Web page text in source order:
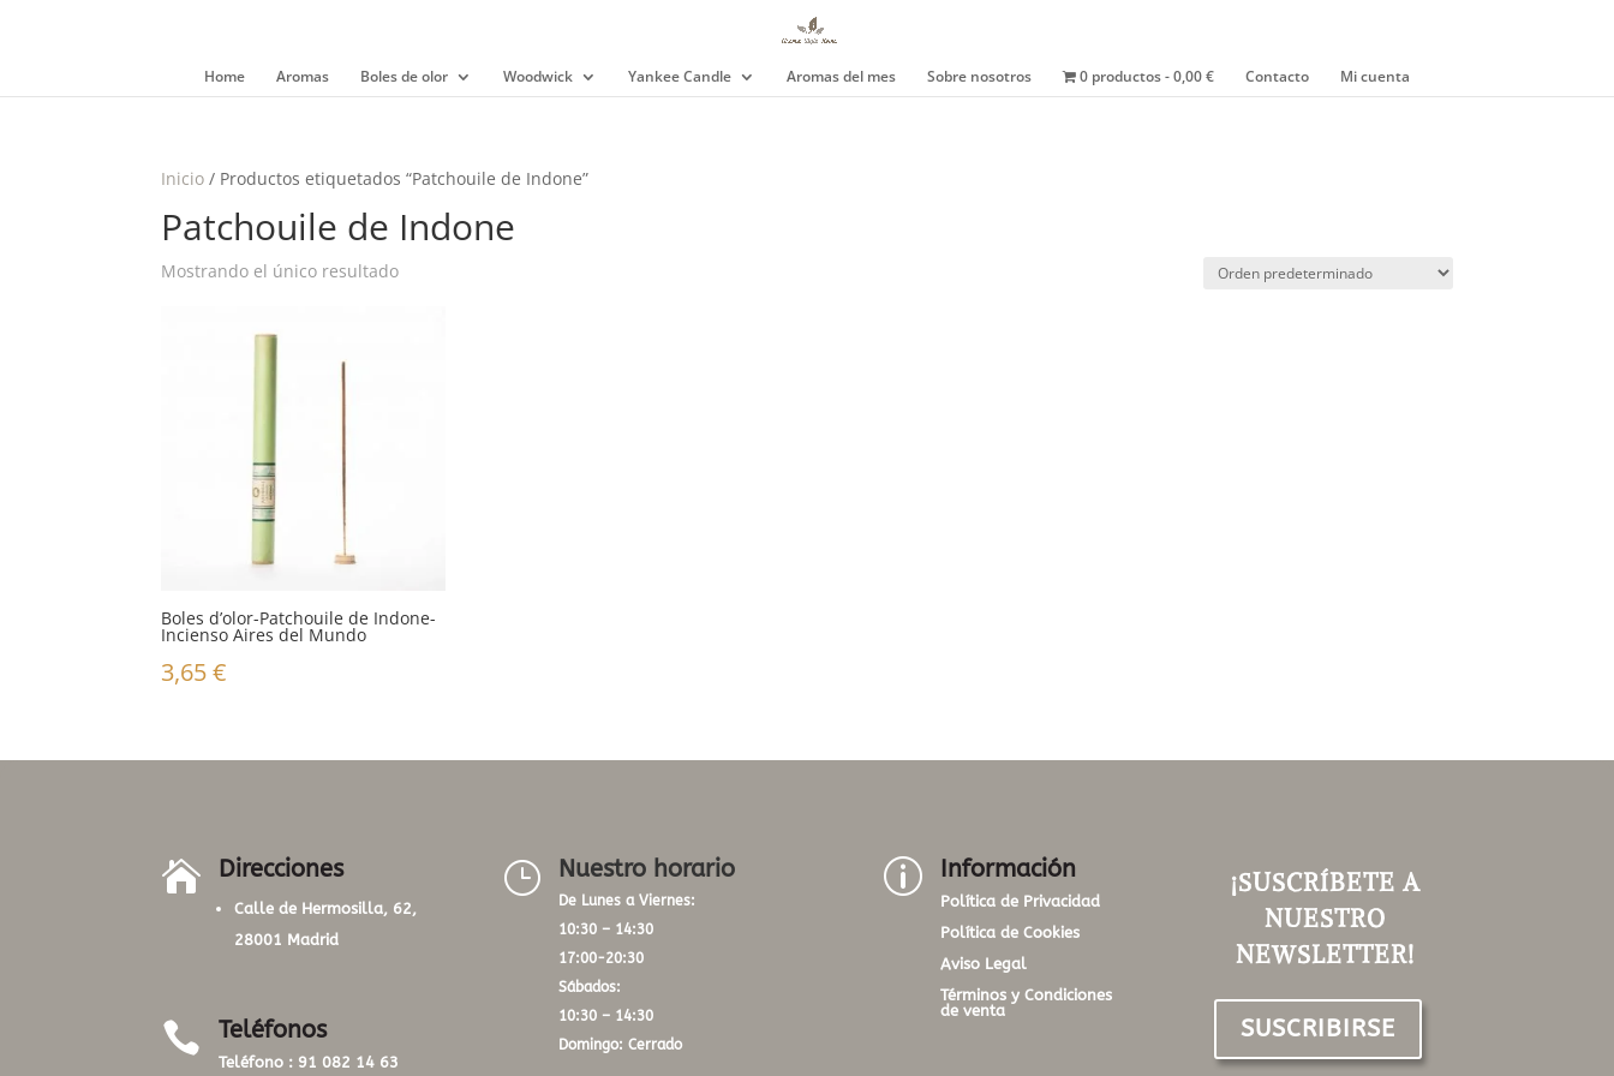
Home Aromas Boles de olor Woodwick Yankee Candle Aromas del mes Sobre nosotros 0 productos 0,00 € Contacto Mi cuenta
Inicio / Productos etiquetados “Patchouile de Indone”
Patchouile de Indone
Mostrando el único resultado
Boles d’olor-Patchouile de Indone-
Incienso Aires del Mundo
3,65€
 Direcciones
Calle de Hermosilla, 62,
28001 Madrid
 Teléfonos
Teléfono : 91 082 14 63
} Nuestro horario
De Lunes a Viernes:
10:30 – 14:30
17:00-20:30
Sábados:
10:30 – 14:30
Domingo: Cerrado
p Información
Política de Privacidad
Política de Cookies
Aviso Legal
Términos y Condiciones
de venta
¡SUSCRÍBETE A
NUESTRO
NEWSLETTER!
SUSCRIBIRSE